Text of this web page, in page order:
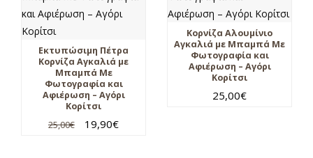
Εκτυπώσιμη Πέτρα
Κορνίζα Αγκαλιά με
Μπαμπά Με
Φωτογραφία και
Αφιέρωση – Αγόρι
Κορίτσι
25,00€ 19,90€
Κορνίζα Αλουμίνιο
Αγκαλιά με Μπαμπά Με
Φωτογραφία και
Αφιέρωση – Αγόρι
Κορίτσι
25,00€